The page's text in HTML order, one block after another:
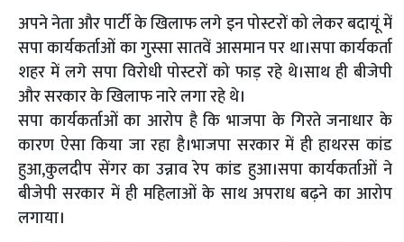
अपने नेता और पार्टी के खिलाफ लगे इन पोस्टरों को लेकर बदायूं में
सपा कार्यकर्ताओं का गुस्सा सातवें आसमान पर था।सपा कार्यकर्ता
शहर में लगे सपा विरोधी पोस्टरों को फाड़ रहे थे।साथ ही बीजेपी
और सरकार के खिलाफ नारे लगा रहे थे।
सपा कार्यकर्ताओं का आरोप है कि भाजपा के गिरते जनाधार के
कारण ऐसा किया जा रहा है।भाजपा सरकार में ही हाथरस कांड
हुआ,कुलदीप सेंगर का उन्नाव रेप कांड हुआ।सपा कार्यकर्ताओं ने
बीजेपी सरकार में ही महिलाओं के साथ अपराध बढ़ने का आरोप
लगाया।